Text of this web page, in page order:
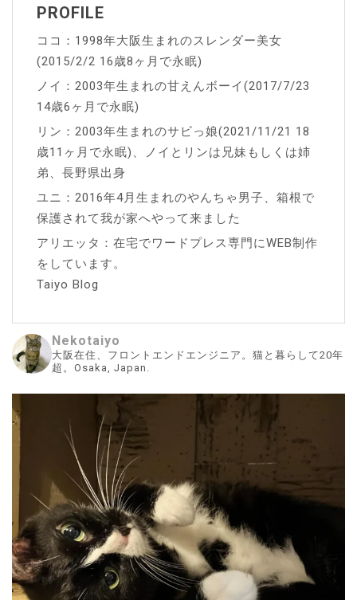
PROFILE
ココ：1998年大阪生まれのスレンダー美女
(2015/2/2 16歳8ヶ月で永眠)
ノイ：2003年生まれの甘えんボーイ(2017/7/23
14歳6ヶ月で永眠)
リン：2003年生まれのサビっ娘(2021/11/21 18
歳11ヶ月で永眠)、ノイとリンは兄妹もしくは姉
弟、長野県出身
ユニ：2016年4月生まれのやんちゃ男子、箱根で
保護されて我が家へやって来ました
アリエッタ：在宅でワードプレス専門にWEB制作
をしています。
Taiyo Blog
Nekotaiyo
大阪在住、フロントエンドエンジニア。猫と暮らして20年
超。Osaka, Japan.